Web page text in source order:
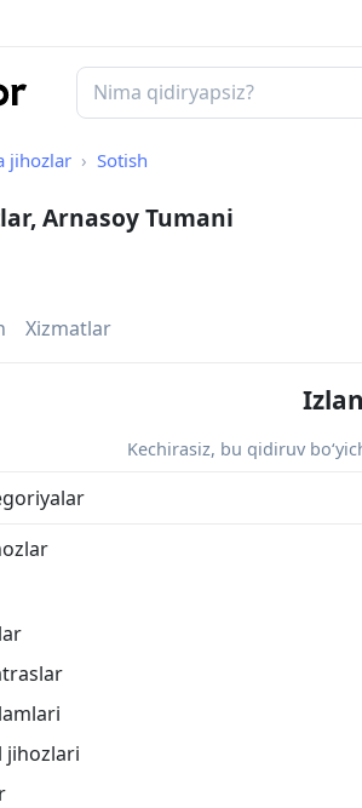
jihozlar Sotish
Arnasoy Tumani
Xizmatlar
Kechirasiz, bu qidiruv
jihozlari